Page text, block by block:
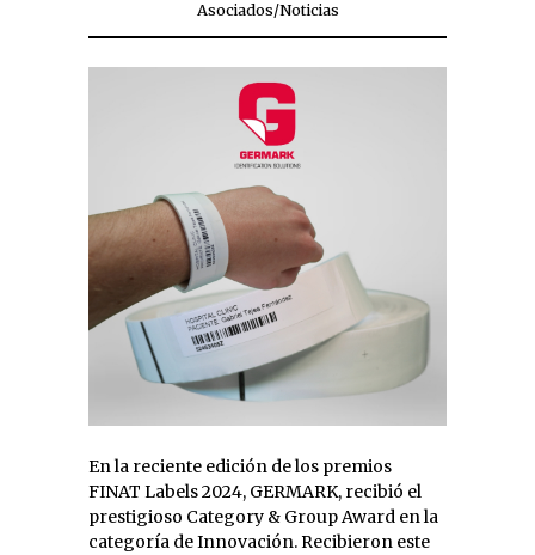
Asociados/Noticias
En la reciente edición de los premios
FINAT Labels 2024, GERMARK, recibió el
prestigioso Category & Group Award en la
categoría de Innovación. Recibieron este